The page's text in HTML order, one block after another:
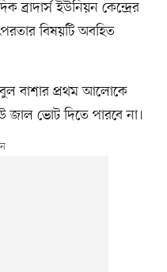
ইউনিয়ন কেন্দ্রের
বিষয়টি অবহিত
বাশার প্রথম আলোকে
জাল ভোট দিতে পারবে না।